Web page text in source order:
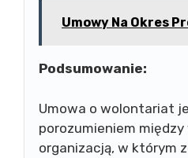
Umowy Na Okres
Podsumowanie:
Umowa o wolontariat
porozumieniem
organizacją, w którym